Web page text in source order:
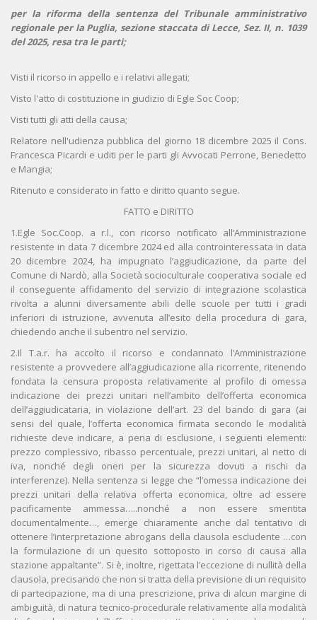
per la riforma della sentenza del Tribunale amministrativo
regionale per la Puglia, sezione staccata di Lecce, Sez. II, n. 1039
del 2025, resa tra le parti;
Visti il ricorso in appello e i relativi allegati;
Visto l'atto di costituzione in giudizio di Egle Soc Coop;
Visti tutti gli atti della causa;
Relatore nell'udienza pubblica del giorno 18 dicembre 2025 il Cons.
Francesca Picardi e uditi per le parti gli Avvocati Perrone, Benedetto
e Mangia;
Ritenuto e considerato in fatto e diritto quanto segue.
FATTO e DIRITTO
1.Egle Soc.Coop. a r.l., con ricorso notificato all’Amministrazione
resistente in data 7 dicembre 2024 ed alla controinteressata in data
20 dicembre 2024, ha impugnato l’aggiudicazione, da parte del
Comune di Nardò, alla Società socioculturale cooperativa sociale ed
il conseguente affidamento del servizio di integrazione scolastica
rivolta a alunni diversamente abili delle scuole per tutti i gradi
inferiori di istruzione, avvenuta all’esito della procedura di gara,
chiedendo anche il subentro nel servizio.
2.Il T.a.r. ha accolto il ricorso e condannato l’Amministrazione
resistente a provvedere all’aggiudicazione alla ricorrente, ritenendo
fondata la censura proposta relativamente al profilo di omessa
indicazione dei prezzi unitari nell’ambito dell’offerta economica
dell’aggiudicataria, in violazione dell’art. 23 del bando di gara (ai
sensi del quale, l’offerta economica firmata secondo le modalità
richieste deve indicare, a pena di esclusione, i seguenti elementi:
prezzo complessivo, ribasso percentuale, prezzi unitari, al netto di
iva, nonché degli oneri per la sicurezza dovuti a rischi da
interferenze). Nella sentenza si legge che “l’omessa indicazione dei
prezzi unitari della relativa offerta economica, oltre ad essere
pacificamente ammessa…..nonché a non essere smentita
documentalmente…, emerge chiaramente anche dal tentativo di
ottenere l’interpretazione abrogans della clausola escludente …con
la formulazione di un quesito sottoposto in corso di causa alla
stazione appaltante”. Si è, inoltre, rigettata l’eccezione di nullità della
clausola, precisando che non si tratta della previsione di un requisito
di partecipazione, ma di una prescrizione, priva di alcun margine di
ambiguità, di natura tecnico-procedurale relativamente alla modalità